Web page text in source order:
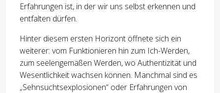
Erfahrungen ist, in der wir uns selbst erkennen und
entfalten dürfen.
Hinter diesem ersten Horizont öffnete sich ein
weiterer: vom Funktionieren hin zum Ich-Werden,
zum seelengemäßen Werden, wo Authentizität und
Wesentlichkeit wachsen können. Manchmal sind es
„Sehnsuchtsexplosionen“ oder Erfahrungen von